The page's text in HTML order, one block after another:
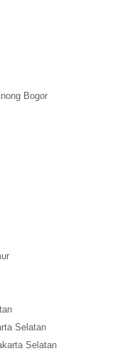
Bogor
Selatan
Selatan